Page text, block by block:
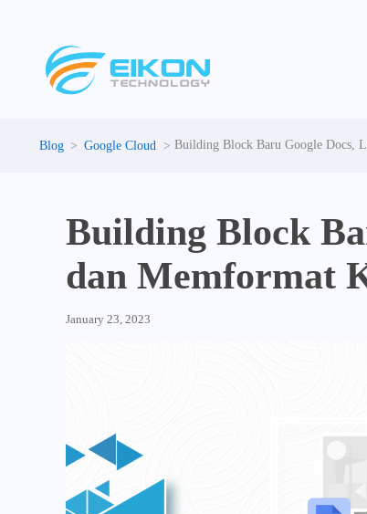
Google Cloud Building Block Baru Google Docs,
Building Block
dan Memformat
January 23, 2023